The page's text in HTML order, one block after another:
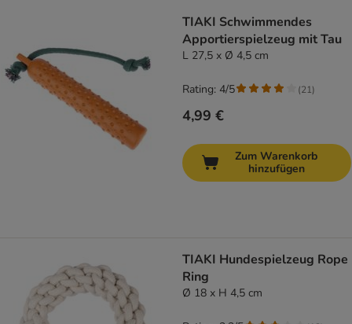
TIAKI Schwimmendes
Apportierspielzeug mit Tau
L 27,5 x Ø 4,5 cm
4,99 €
Rating: 4/5 (21)
Zum Warenkorb
hinzufügen
TIAKI Hundespielzeug Rope
Ring
Ø 18 x H 4,5 cm